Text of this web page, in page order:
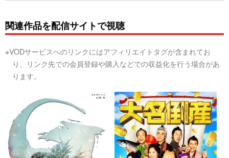
関連作品を配信サイトで視聴
※VODサービスへのリンクにはアフィリエイトタグが含まれてお
り、リンク先での会員登録や購入などでの収益化を行う場合があ
ります。